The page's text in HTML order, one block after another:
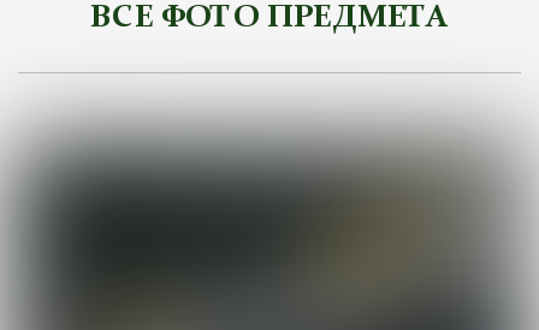
ВСЕ ФОТО ПРЕДМЕТА